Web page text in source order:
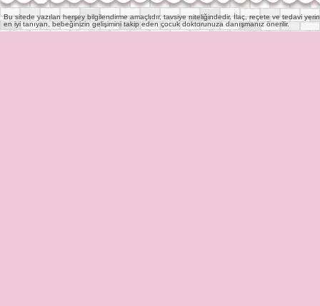
Bu sitede yazılan herşey bilgilendirme amaçlıdır, tavsiye niteliğindedir. İlaç, reçete ve tedavi
en iyi tanıyan, bebeğinizin gelişimini takip eden çocuk doktorunuza danışmanız önerilir.